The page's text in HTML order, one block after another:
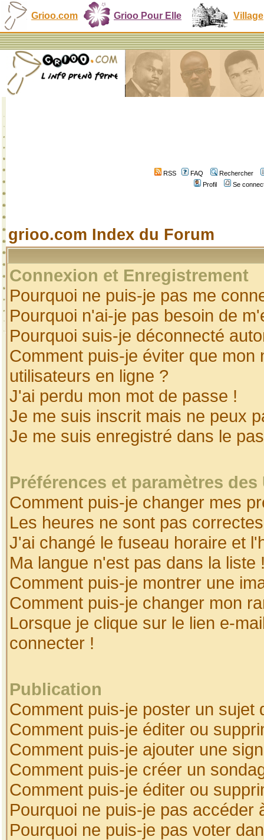
Grioo.com Grioo Pour Elle Village
RSS FAQ
Rechercher
Profil
Se
grioo.com Index du Forum
Connexion et Enregistrement
Pourquoi ne puis-je pas me
Pourquoi n'ai-je pas besoin de
Pourquoi suis-je déconnecté
Comment puis-je éviter que
utilisateurs en ligne ?
J'ai perdu mon mot de passe !
Je me suis inscrit mais ne peux
Je me suis enregistré dans le
Préférences et paramètres
Comment puis-je changer mes
Les heures ne sont pas
J'ai changé le fuseau horaire et
Ma langue n'est pas dans la liste
Comment puis-je montrer une
Comment puis-je changer mon
Lorsque je clique sur le lien e-
connecter !
Publication
Comment puis-je poster un sujet
Comment puis-je éditer ou
Comment puis-je ajouter une
Comment puis-je créer un
Comment puis-je éditer ou
Pourquoi ne puis-je pas accéder
Pourquoi ne puis-je pas voter